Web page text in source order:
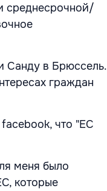
среднесрочной/
Санду в Брюссель.
граждан
что "ЕС
меня было
которые